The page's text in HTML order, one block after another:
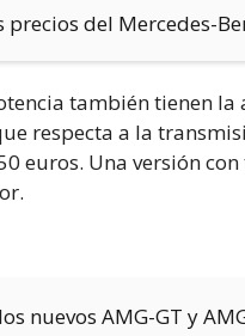
precios del Mercedes-
también tienen
respecta a la
euros. Una versión
nuevos AMG-GT y